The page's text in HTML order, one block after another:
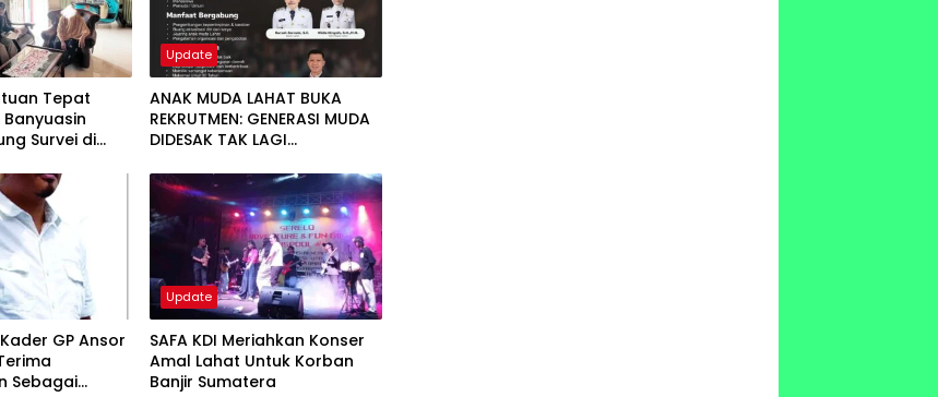
Tepat
Banyuasin
Survei di
Update
ANAK MUDA LAHAT BUKA
REKRUTMEN: GENERASI MUDA
DIDESAK TAK LAGI
MENGGERAKKAN PERUBAHAN
GP Ansor
Sebagai
Update
SAFA KDI Meriahkan Konser
Amal Lahat Untuk Korban
Banjir Sumatera